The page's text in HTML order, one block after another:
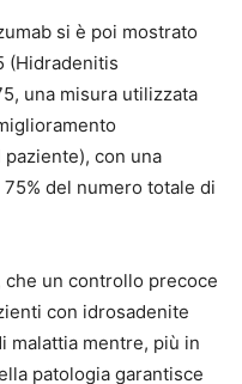
si è poi mostrato
(Hidradenitis
una misura utilizzata
con una
del numero totale di
un controllo precoce
con idrosadenite
malattia mentre, più in
patologia garantisce